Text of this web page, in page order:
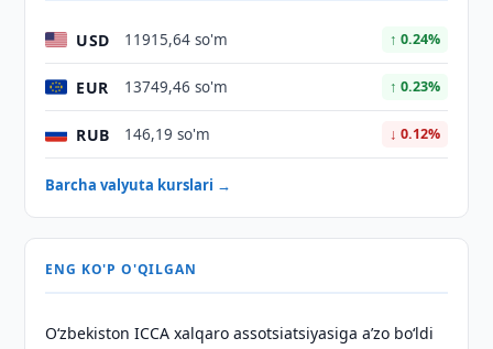
USD 11915,64 so'm ↑ 0.24%
EUR 13749,46 so'm ↑ 0.23%
RUB 146,19 so'm ↓ 0.12%
Barcha valyuta kurslari →
ENG KO'P O'QILGAN
O‘zbekiston ICCA xalqaro assotsiatsiyasiga aʼzo bo‘ldi